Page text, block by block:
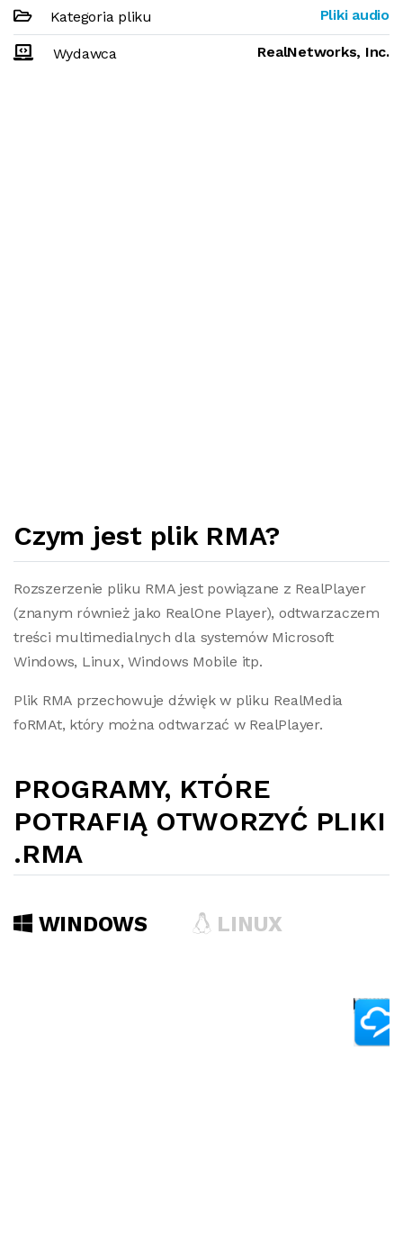
Kategoria pliku Pliki audio
Wydawca RealNetworks, Inc.
Czym jest plik RMA?
Rozszerzenie pliku RMA jest powiązane z RealPlayer
(znanym również jako RealOne Player), odtwarzaczem
treści multimedialnych dla systemów Microsoft
Windows, Linux, Windows Mobile itp.
Plik RMA przechowuje dźwięk w pliku RealMedia
foRMAt, który można odtwarzać w RealPlayer.
PROGRAMY, KTÓRE
POTRAFIĄ OTWORZYĆ PLIKI
.RMA
WINDOWS LINUX